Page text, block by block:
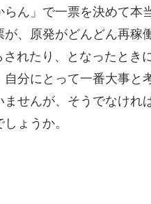
ん」で一票を決めて本
、原発がどんどん再稼
れたり、となったとき
分にとって一番大事と
せんが、そうでなけれ
ょうか。